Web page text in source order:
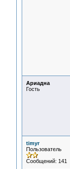
Ариадна
Гость
timyr
Пользователь
Сообщений: 141